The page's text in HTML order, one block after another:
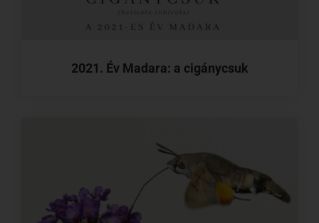
2021. Év Madara: a cigánycsuk